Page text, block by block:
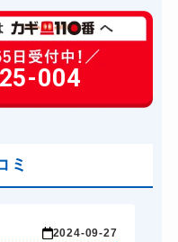
別途お見積り
別途お見積り
別途お見積り
別途お見積り
004
ミ
2024-09-27